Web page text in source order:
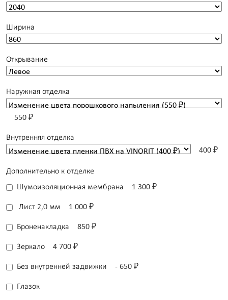
Ширина
Открывание
Наружная отделка
550 ₽
Внутренняя отделка
400 ₽
Дополнительно к отделке
Шумоизоляционная мембрана
1 300 ₽
Лист 2,0 мм 1 000 ₽
Броненакладка 850 ₽
Зеркало 4 700 ₽
Без внутренней задвижки - 650 ₽
Глазок